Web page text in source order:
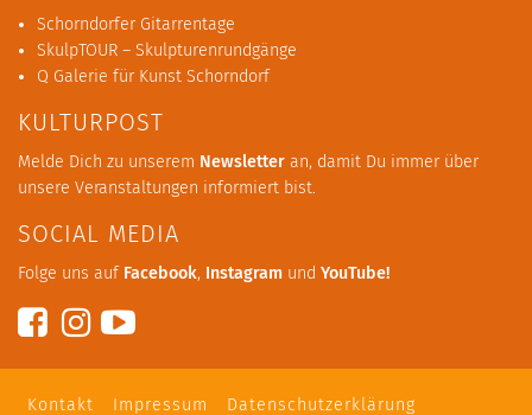
Schorndorfer Gitarrentage
SkulpTOUR – Skulpturenrundgänge
Q Galerie für Kunst Schorndorf
KULTURPOST
Melde Dich zu unserem Newsletter an, damit Du immer über
unsere Veranstaltungen informiert bist.
SOCIAL MEDIA
Folge uns auf Facebook, Instagram und YouTube!
Kontakt Impressum Datenschutzerklärung